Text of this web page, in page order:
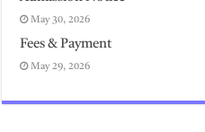
May 30, 2026
Fees & Payment
May 29, 2026